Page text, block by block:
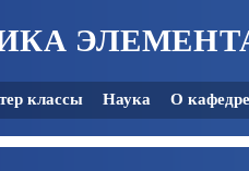
классы Наука О кафедре